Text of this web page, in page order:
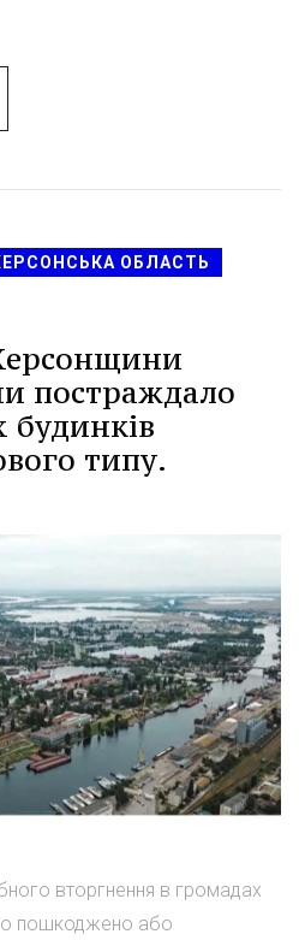
ОБЛАСТЬ
постраждало
будинків
типу.
вторгнення в громадах
пошкоджено або